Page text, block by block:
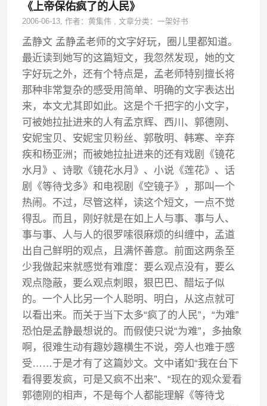
《上帝保佑疯了的人民》
2006-06-13, 作者：黄集伟 ,文章分类：一架好书
孟静文 孟静孟老师的文字好玩，圈儿里都知道。
最近读到她写的这篇短文，我忽然发现，她的文
字好玩之外，还有个特点是，孟老师特别擅长将
那种非常复杂的感受用简单、明确的文字表达出
来，本文尤其即如此。这是个千把字的小文字，
可被她拉扯进来的人有孟京辉、西川、郭德刚、
安妮宝贝、安妮宝贝粉丝、郭敬明、韩寒、辛弃
疾和杨亚洲；而被她拉扯进来的还有戏剧《镜花
水月》、诗歌《镜花水月》、小说《莲花》、话
剧《等待戈多》和电视剧《空镜子》，那叫一个
热闹。不过，尽管这样，读这个短文，一点不觉
得乱。而且，刚好就是在如上人与事、事与人、
事与事、人与人的很罗嗦很麻烦的纠缠中，孟道
出自己鲜明的观点，且满怀善意。前面这两条至
少我做起来就感觉有难度：要么观点没有，要么
观点隐蔽，要么观点刺眼，狠巴巴、醋坛子似
的。一个人比另一个人聪明、明白，从这点就可
以看出来。而关于当下太多“疯了的人民”，“为难”
恐怕是孟静最想说的。而假使只说“为难”，多抽象
啊，很难生动有趣妙趣横生不说，旁人也难于感
受……于是才有了这篇妙文。文中诸如“我在台下
看得要发疯，可是又疯不出来”、“现在的观众爱看
郭德刚的相声，不是每个人都能理解《等待戈